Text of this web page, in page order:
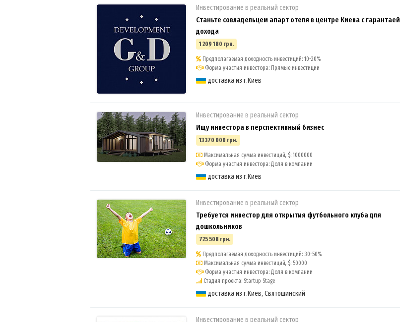
Инвестирование в реальный сектор
Станьте совладельцем апарт отеля в центре Киева с гарантаей
дохода
1 209 180 грн.
Предполагаемая доходность инвестиций: 10-20%
Форма участия инвестора: Прямые инвестиции
доставка из г.Киев
Инвестирование в реальный сектор
Ищу инвестора в перспективный бизнес
13 370 000 грн.
Максимальная сумма инвестиций, $: 1000000
Форма участия инвестора: Доля в компании
доставка из г.Киев
Инвестирование в реальный сектор
Требуется инвестор для открытия футбольного клуба для
дошкольников
725 508 грн.
Предполагаемая доходность инвестиций: 30-50%
Максимальная сумма инвестиций, $: 50000
Форма участия инвестора: Доля в компании
Стадия проекта: Startup Stage
доставка из г.Киев, Святошинский
Инвестирование в реальный сектор